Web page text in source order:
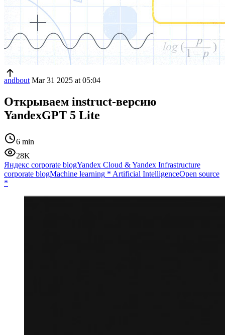
andbout Mar 31 2025 at 05:04
Открываем instruct-версию
YandexGPT 5 Lite
6 min
28K
Яндекс corporate blogYandex Cloud & Yandex Infrastructure
corporate blogMachine learning * Artificial IntelligenceOpen source
*